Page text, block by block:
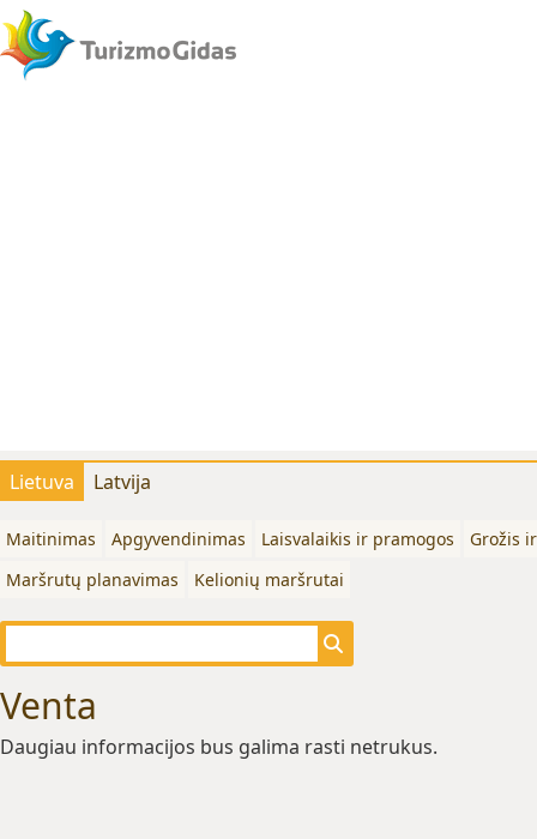
Lietuva Latvija
Maitinimas Apgyvendinimas Laisvalaikis ir pramogos
Grožis
Maršrutų planavimas
Kelionių maršrutai
Venta
Daugiau informacijos bus galima rasti netrukus.